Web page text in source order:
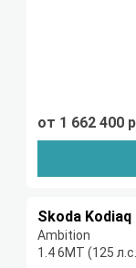
от 1 662 400
Skoda Kodiaq
Ambition
1.4 6МТ (125